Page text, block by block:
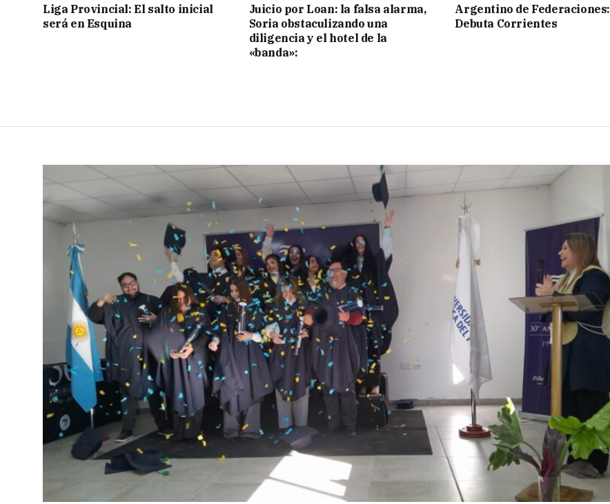
Liga Provincial: El salto inicial
será en Esquina
Juicio por Loan: la falsa alarma,
Soria obstaculizando una
diligencia y el hotel de la
«banda»:
Argentino de Federaciones:
Debuta Corrientes